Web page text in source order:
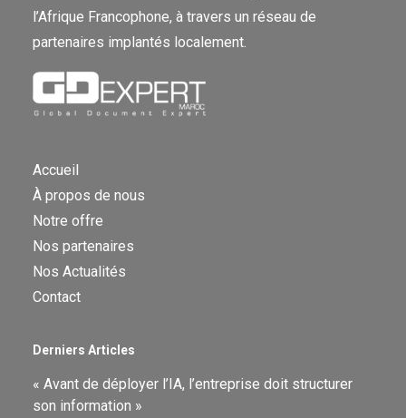
l’Afrique Francophone, à travers un réseau de
partenaires implantés localement.
Accueil
À propos de nous
Notre offre
Nos partenaires
Nos Actualités
Contact
Derniers Articles
« Avant de déployer l’IA, l’entreprise doit structurer
son information »